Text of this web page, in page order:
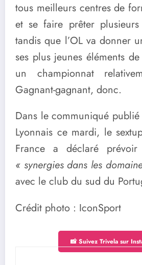
tous meilleurs centres de
et se faire prêter
tandis que l’OL va donner
ses plus jeunes éléments
un championnat
Gagnant-gagnant, donc.
Dans le communiqué
Lyonnais ce mardi, le
France a déclaré prévoir
« synergies dans les
avec le club du sud du
Crédit photo : IconSport
📸 Suivez Trivela sur